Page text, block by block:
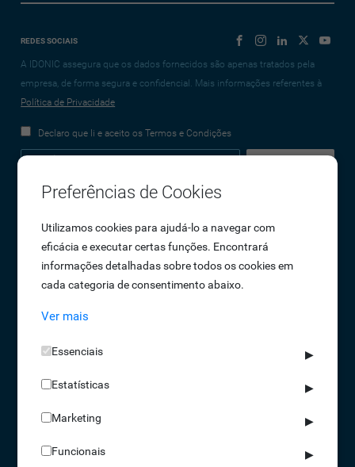
REDES SOCIAIS
A IDONIC assegura que os dados fornecidos são apenas tratados pela
empresa, de forma segura e confidencial. Mais informações referentes à
Política de Privacidade
Declaro que li e aceito os Termos e Condições
Empresa
Sobre Nós
Oportunidades de Emprego
Termos e Condições
Política de Privacidade
Livro de reclamações
Soluções
Preferências de Cookies
Utilizamos cookies para ajudá-lo a navegar com
eficácia e executar certas funções. Encontrará
informações detalhadas sobre todos os cookies em
cada categoria de consentimento abaixo.
Ver mais
Essenciais ▶
Estatísticas ▶
Marketing ▶
Funcionais ▶